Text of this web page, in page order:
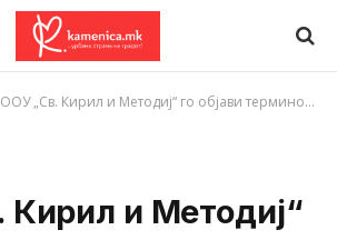
ООУ „Св. Кирил и Методиј“ го објави терминот за свечен прием на првачињата и почетокот на учебната 2023/24 година
и Методиј“